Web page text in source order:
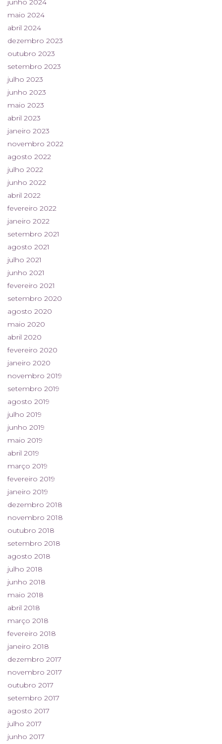
maio 2024
abril 2024
dezembro 2023
outubro 2023
setembro 2023
julho 2023
junho 2023
maio 2023
abril 2023
janeiro 2023
novembro 2022
agosto 2022
julho 2022
junho 2022
abril 2022
fevereiro 2022
janeiro 2022
setembro 2021
agosto 2021
julho 2021
junho 2021
fevereiro 2021
setembro 2020
agosto 2020
maio 2020
abril 2020
fevereiro 2020
janeiro 2020
novembro 2019
setembro 2019
agosto 2019
julho 2019
junho 2019
maio 2019
abril 2019
março 2019
fevereiro 2019
janeiro 2019
dezembro 2018
novembro 2018
outubro 2018
setembro 2018
agosto 2018
julho 2018
junho 2018
maio 2018
abril 2018
março 2018
fevereiro 2018
janeiro 2018
dezembro 2017
novembro 2017
outubro 2017
setembro 2017
agosto 2017
julho 2017
junho 2017